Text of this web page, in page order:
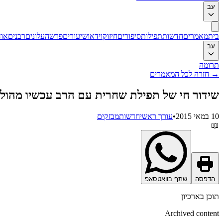
עב
ביתמאמריםחדשותתפילותסיפוריםחיזוקוידאושיעוריםפרשהעלוניםרבנים
עב
תרומה
→ חזרה לכל המאמרים
שידור חי של תפילת שחרית עם הרב עכשיו
10 במאי 2015 •עורך ראשיחדשותמבזקים
📖
הדפסה שתף בוואטסאפ
תוכן בארכיון
Archived content